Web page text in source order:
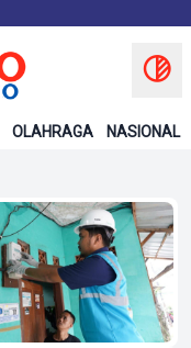
OLAHRAGA NASIONAL